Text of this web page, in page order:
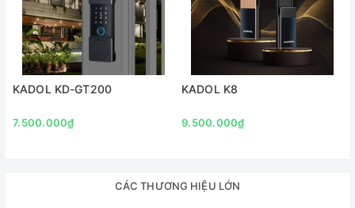
KADOL KD-GT200
7.500.000₫
KADOL K8
9.500.000₫
CÁC THƯƠNG HIỆU LỚN